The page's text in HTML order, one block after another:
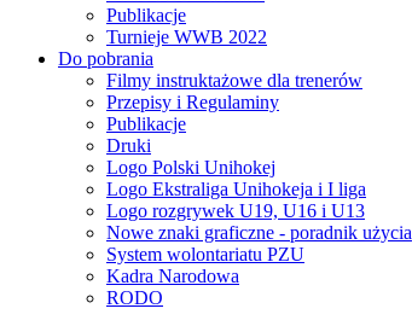
Publikacje
Turnieje WWB 2022
Do pobrania
Filmy instruktażowe dla trenerów
Przepisy i Regulaminy
Publikacje
Druki
Logo Polski Unihokej
Logo Ekstraliga Unihokeja i I liga
Logo rozgrywek U19, U16 i U13
Nowe znaki graficzne - poradnik użycia
System wolontariatu PZU
Kadra Narodowa
RODO